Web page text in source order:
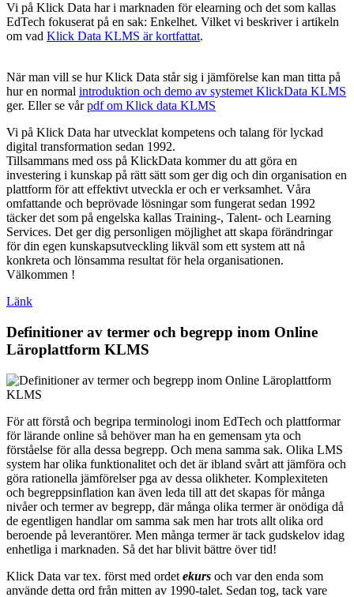
Vi på Klick Data har i marknaden för elearning och det som kallas
EdTech fokuserat på en sak: Enkelhet. Vilket vi beskriver i artikeln
om vad Klick Data KLMS är kortfattat.
När man vill se hur Klick Data står sig i jämförelse kan man titta på
hur en normal introduktion och demo av systemet KlickData KLMS
ger. Eller se vårpdf om Klick data KLMS
Vi på Klick Data har utvecklat kompetens och talang för lyckad
digital transformation sedan 1992.
Tillsammans med oss på KlickData kommer du att göra en
investering i kunskap på rätt sätt som ger dig och din organisation en
plattform för att effektivt utveckla er och er verksamhet. Våra
omfattande och beprövade lösningar som fungerat sedan 1992
täcker det som på engelska kallas Training-, Talent- och Learning
Services. Det ger dig personligen möjlighet att skapa förändringar
för din egen kunskapsutveckling likväl som ett system att nå
konkreta och lönsamma resultat för hela organisationen.
Välkommen !
Länk
Definitioner av termer och begrepp inom Online
Läroplattform KLMS
För att förstå och begripa terminologi inom EdTech och plattformar
för lärande online så behöver man ha en gemensam yta och
förståelse för alla dessa begrepp. Och mena samma sak. Olika LMS
system har olika funktionalitet och det är ibland svårt att jämföra och
göra rationella jämförelser pga av dessa olikheter. Komplexiteten
och begreppsinflation kan även leda till att det skapas för många
nivåer och termer av begrepp, där många olika termer är onödiga då
de egentligen handlar om samma sak men har trots allt olika ord
beroende på leverantörer. Men många termer är tack gudskelov idag
enhetliga i marknaden. Så det har blivit bättre över tid!
Klick Data var tex. först med ordet ekurs och var den enda som
använde detta ord från mitten av 1990-talet. Sedan tog, tack vare